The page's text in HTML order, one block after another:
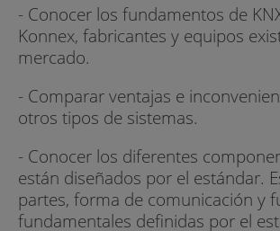
- Conocer los fundamentos de
Konnex, fabricantes y equipos
mercado.
- Comparar ventajas e
otros tipos de sistemas.
- Conocer los diferentes
están diseñados por el estándar.
partes, forma de comunicación y
fundamentales definidas por el